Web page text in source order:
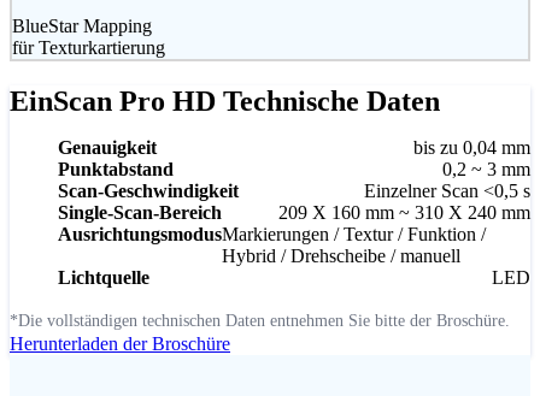
BlueStar Mapping
für Texturkartierung
EinScan Pro HD Technische Daten
Genauigkeit
bis zu 0,04 mm
Punktabstand
0,2 ~ 3 mm
Scan-Geschwindigkeit
Einzelner Scan <0,5 s
Single-Scan-Bereich
209 X 160 mm ~ 310 X 240 mm
AusrichtungsmodusMarkierungen / Textur / Funktion /
Hybrid / Drehscheibe / manuell
Lichtquelle
LED
*Die vollständigen technischen Daten entnehmen Sie bitte der Broschüre.
Herunterladen der Broschüre